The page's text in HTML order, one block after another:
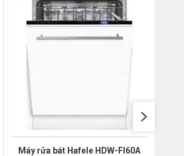
Máy rửa bát Hafele HDW-FI60A